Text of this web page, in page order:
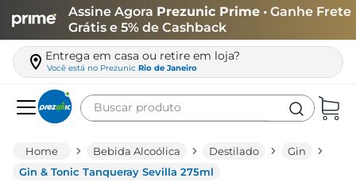
Assine Agora Prezunic Prime • Ganhe Frete
Grátis e 5% de Cashback
Entrega em casa ou retire em loja?
Você está no Prezunic Rio de Janeiro
Buscar produto
Bebida Alcoólica Destilado
Gin
Gin & Tonic Tanqueray Sevilla 275ml